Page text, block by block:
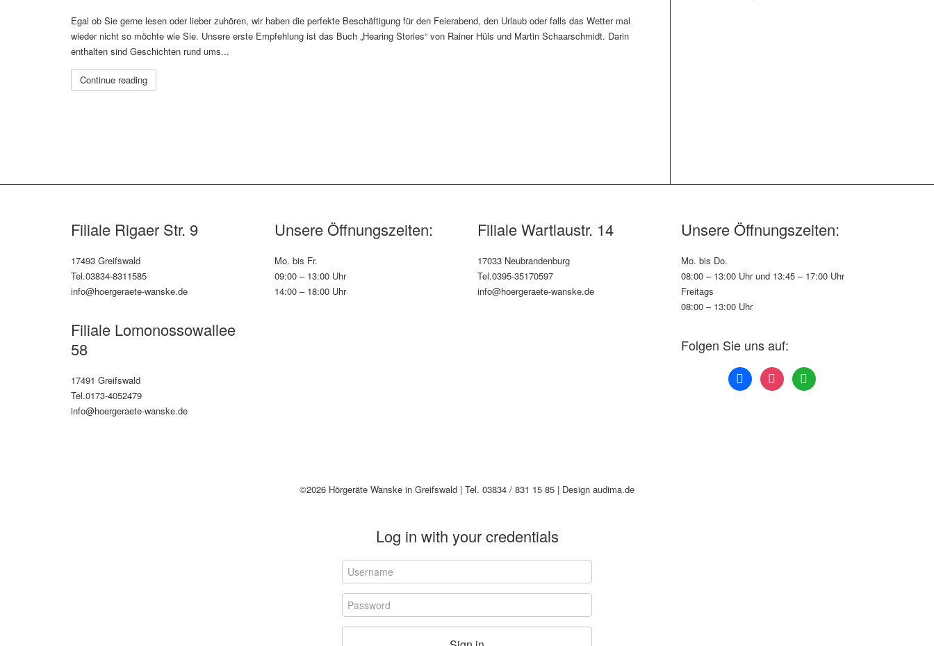
Egal ob Sie gerne lesen oder lieber zuhören, wir haben die perfekte Beschäftigung für den Feierabend, den Urlaub oder falls das Wetter mal
wieder nicht so möchte wie Sie. Unsere erste Empfehlung ist das Buch „Hearing Stories“ von Rainer Hüls und Martin Schaarschmidt. Darin
enthalten sind Geschichten rund ums...
Continue reading
Filiale Rigaer Str. 9
17493 Greifswald
Tel.03834-8311585
info@hoergeraete-wanske.de
Filiale Lomonossowallee
58
17491 Greifswald
Tel.0173-4052479
info@hoergeraete-wanske.de
Unsere Öffnungszeiten:
Mo. bis Fr.
09:00 – 13:00 Uhr
14:00 – 18:00 Uhr
Filiale Wartlaustr. 14
17033 Neubrandenburg
Tel.0395-35170597
info@hoergeraete-wanske.de
Unsere Öffnungszeiten:
Mo. bis Do.
08:00 – 13:00 Uhr und 13:45 – 17:00 Uhr
Freitags
08:00 – 13:00 Uhr
Folgen Sie uns auf:
facebookinstagramwhatsapp
©2026 Hörgeräte Wanske in Greifswald | Tel. 03834 / 831 15 85 | Design audima.de
Log in with your credentials